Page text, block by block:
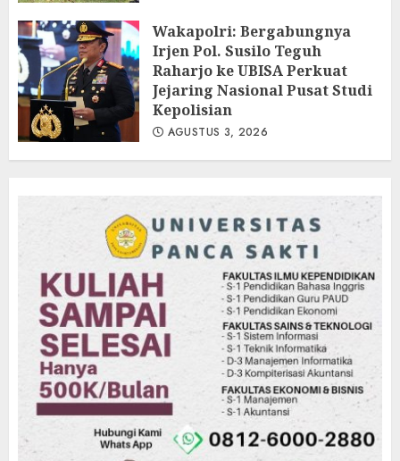
Kebun Raya Bogor
AGUSTUS 3, 2026
Wakapolri: Bergabungnya
Irjen Pol. Susilo Teguh
Raharjo ke UBISA Perkuat
Jejaring Nasional Pusat Studi
Kepolisian
AGUSTUS 3, 2026